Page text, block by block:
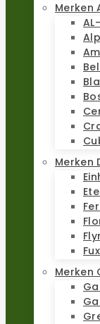
Merken
Merken
Merken